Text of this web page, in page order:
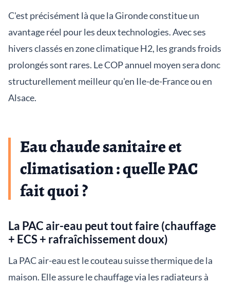
C'est précisément là que la Gironde constitue un
avantage réel pour les deux technologies. Avec ses
hivers classés en zone climatique H2, les grands froids
prolongés sont rares. Le COP annuel moyen sera donc
structurellement meilleur qu'en Ile-de-France ou en
Alsace.
Eau chaude sanitaire et
climatisation : quelle PAC
fait quoi ?
La PAC air-eau peut tout faire (chauffage
+ ECS + rafraîchissement doux)
La PAC air-eau est le couteau suisse thermique de la
maison. Elle assure le chauffage via les radiateurs à